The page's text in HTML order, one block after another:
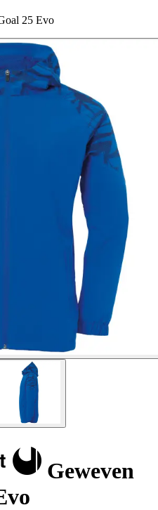
25 Evo
Geweven